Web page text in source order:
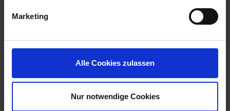
Marketing
Alle Cookies zulassen
Nur notwendige Cookies
EXSIDE
MÁS INFORMACIÓN